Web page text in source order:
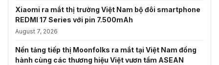
Xiaomi ra mắt thị trường Việt Nam bộ đôi smartphone
REDMI 17 Series với pin 7.500mAh
August 7, 2026
Nền tảng tiếp thị Moonfolks ra mắt tại Việt Nam đồng
hành cùng các thương hiệu Việt vươn tầm ASEAN